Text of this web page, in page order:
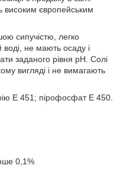
високим європейським
сипучістю, легко
воді, не мають осаду і
заданого рівня рН. Солі
вигляді і не вимагають
Е 451; пірофосфат Е 450.
0,1%